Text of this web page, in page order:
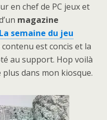
en chef de PC jeux et
magazine
La semaine du jeu
contenu est concis et la
au support. Hop voilà
dans mon kiosque.